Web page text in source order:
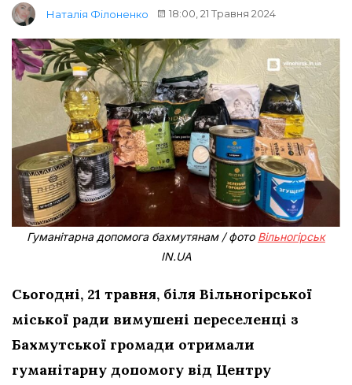
Наталія Філоненко 18:00, 21 Травня 2024
Гуманітарна допомога бахмутянам / фото Вільногірськ
IN.UA
Сьогодні, 21 травня, біля Вільногірської
міської ради вимушені переселенці з
Бахмутської громади отримали
гуманітарну допомогу від Центру